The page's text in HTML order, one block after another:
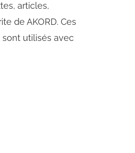
articles,
de AKORD. Ces
utilisés avec